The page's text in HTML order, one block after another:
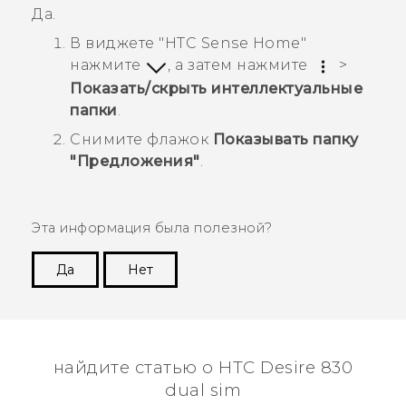
Да.
В виджете "‍ HTC Sense Home"‍
нажмите
, а затем нажмите
>
Показать/скрыть интеллектуальные
папки
Снимите флажок Показывать папку
"Предложения"
Эта информация была полезной?
Да
Нет
найдите статью о HTC Desire 830
dual sim